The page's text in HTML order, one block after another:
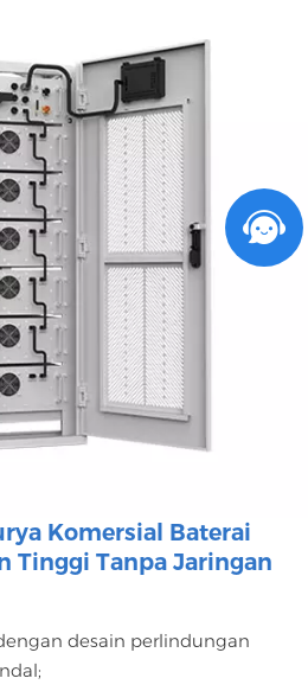
Komersial Baterai
Tinggi Tanpa Jaringan
desain perlindungan